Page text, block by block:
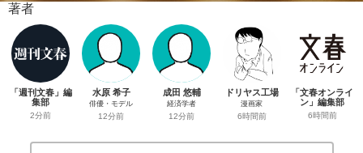
著者
「週刊文春」編
集部
2分前
水原 希子
俳優・モデル
12分前
成田 悠輔
経済学者
12分前
ドリヤス工場
漫画家
6時間前
「文春オンライ
ン」編集部
6時間前